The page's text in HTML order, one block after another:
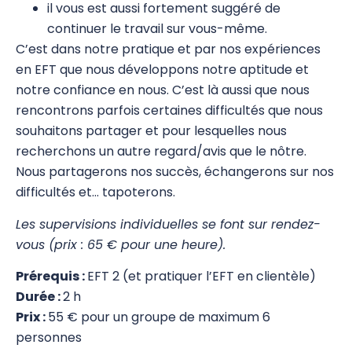
EFT
Intro à l'EFT
EFT 1
EFT 2
EFT 3
Atelier Pratique d'EFT 1 – Online
Certification en EFT
Modules complémentaires en EFT
Atelier Pratique d'EFT 2 – Online
il vous est aussi fortement suggéré de
continuer le travail sur vous-même.
C’est dans notre pratique et par nos expériences
en EFT que nous développons notre aptitude et
notre confiance en nous. C’est là aussi que nous
rencontrons parfois certaines difficultés que nous
souhaitons partager et pour lesquelles nous
recherchons un autre regard/avis que le nôtre.
Nous partagerons nos succès, échangerons sur nos
difficultés et… tapoterons.
Les supervisions individuelles se font sur rendez-
vous (prix : 65 € pour une heure).
Prérequis :EFT 2 (et pratiquer l’EFT en clientèle)
Durée :2 h
Prix :55 € pour un groupe de maximum 6
personnes